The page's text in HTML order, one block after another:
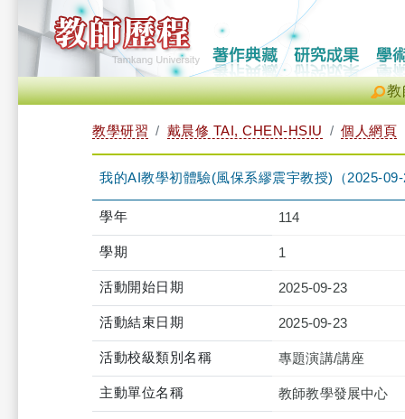
教
教學研習 戴晨修 TAI, CHEN-HSIU 個人網頁
我的AI教學初體驗(風保系繆震宇教授)（2025-
學年 114
學期 1
活動開始日期 2025-09-23
活動結束日期 2025-09-23
活動校級類別名稱 專題演講/講座
主動單位名稱 教師教學發展中心